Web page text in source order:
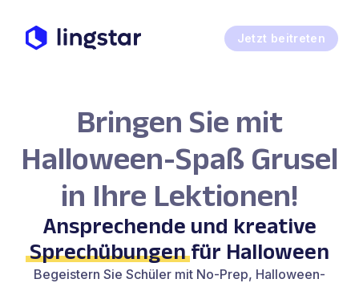
Jetzt beitreten
Bringen Sie mit
Halloween-Spaß Grusel
in Ihre Lektionen!
Ansprechende und kreative
Sprechübungenfür Halloween
Begeistern Sie Schüler mit No-Prep, Halloween-